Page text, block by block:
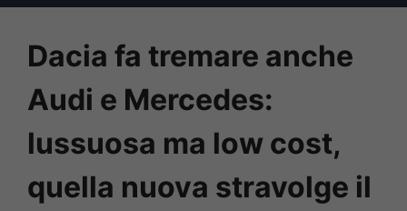
Dacia fa tremare anche
Audi e Mercedes:
lussuosa ma low cost,
quella nuova stravolge il